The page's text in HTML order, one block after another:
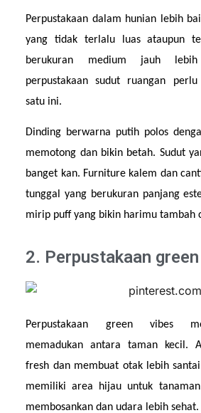
Perpustakaan dalam hunian lebih
yang tidak terlalu luas ataupun
berukuran medium jauh
perpustakaan sudut ruangan
satu ini.
Dinding berwarna putih polos
memotong dan bikin betah. Sudut
banget kan. Furniture kalem dan
tunggal yang berukuran panjang
mirip puff yang bikin harimu tambah
2. Perpustakaan
Perpustakaan green vibes
memadukan antara taman kecil.
fresh dan membuat otak lebih
memiliki area hijau untuk
membosankan dan udara lebih sehat.